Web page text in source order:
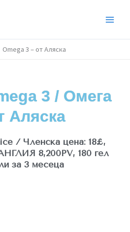
Omega 3 – от Аляска
3 / Омега
Аляска​
/ Членска цена: 18£,
8,200PV, 180 гел
за 3 месеца​